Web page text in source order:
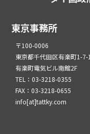
東京事務所
〒100-0006
東京都千代田区有楽町1-7-1
有楽町電気ビル南館2F
TEL：03-3218-0355
FAX：03-3218-0655
info[at]tattky.com